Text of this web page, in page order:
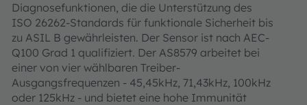
Diagnosefunktionen, die die Unterstützung des
ISO 26262-Standards für funktionale Sicherheit bis
zu ASIL B gewährleisten. Der Sensor ist nach AEC-
Q100 Grad 1 qualifiziert. Der AS8579 arbeitet bei
einer von vier wählbaren Treiber-
Ausgangsfrequenzen - 45,45kHz, 71,43kHz, 100kHz
oder 125kHz - und bietet eine hohe Immunität